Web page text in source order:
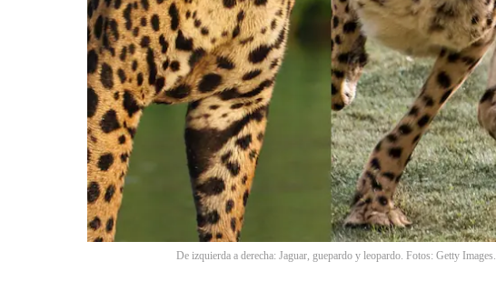
De izquierda a derecha: Jaguar, guepardo y leopardo. Fotos: Getty Images.